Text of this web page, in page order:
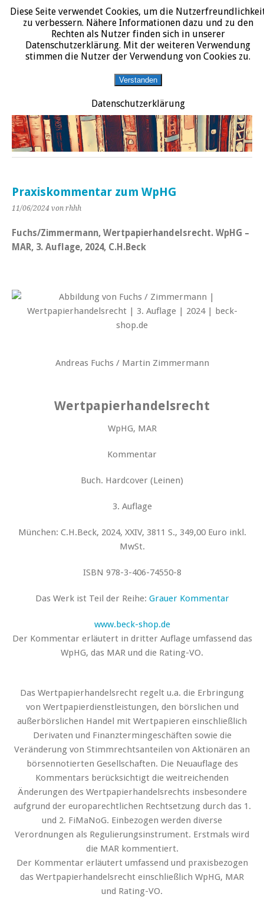
START DATENSCHUTZERKLÄRUNG IMPRESSUM ÜBER JURALIT
JURALIT
Rezensionen juristischer Literatur
Praxiskommentar zum WpHG
11/06/2024 von rhhh
Fuchs/Zimmermann, Wertpapierhandelsrecht. WpHG –
MAR, 3. Auflage, 2024, C.H.Beck
Andreas Fuchs / Martin Zimmermann
Wertpapierhandelsrecht
WpHG, MAR
Kommentar
Buch. Hardcover (Leinen)
3. Auflage
München: C.H.Beck, 2024, XXIV, 3811 S., 349,00 Euro inkl.
MwSt.
ISBN 978-3-406-74550-8
Das Werk ist Teil der Reihe: Grauer Kommentar
www.beck-shop.de
Der Kommentar erläutert in dritter Auflage umfassend das
WpHG, das MAR und die Rating-VO.
Das Wertpapierhandelsrecht regelt u.a. die Erbringung
von Wertpapierdienstleistungen, den börslichen und
außerbörslichen Handel mit Wertpapieren einschließlich
Derivaten und Finanztermingeschäften sowie die
Veränderung von Stimmrechtsanteilen von Aktionären an
börsennotierten Gesellschaften. Die Neuauflage des
Kommentars berücksichtigt die weitreichenden
Änderungen des Wertpapierhandelsrechts insbesondere
aufgrund der europarechtlichen Rechtsetzung durch das 1.
und 2. FiMaNoG. Einbezogen werden diverse
Verordnungen als Regulierungsinstrument. Erstmals wird
die MAR kommentiert.
Der Kommentar erläutert umfassend und praxisbezogen
das Wertpapierhandelsrecht einschließlich WpHG, MAR
und Rating-VO.
Diese Seite verwendet Cookies, um die
zu verbessern. Nähere Informationen dazu und zu den
Rechten als Nutzer finden sich in unserer
Datenschutzerklärung. Mit der weiteren Verwendung
stimmen die Nutzer der Verwendung von Cookies zu.
Verstanden
Datenschutzerklärung